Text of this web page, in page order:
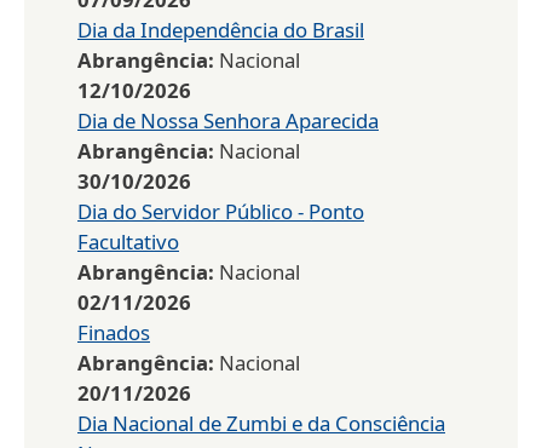
Dia da Independência do Brasil
Abrangência: Nacional
12/10/2026
Dia de Nossa Senhora Aparecida
Abrangência: Nacional
30/10/2026
Dia do Servidor Público - Ponto
Facultativo
Abrangência: Nacional
02/11/2026
Finados
Abrangência: Nacional
20/11/2026
Dia Nacional de Zumbi e da Consciência